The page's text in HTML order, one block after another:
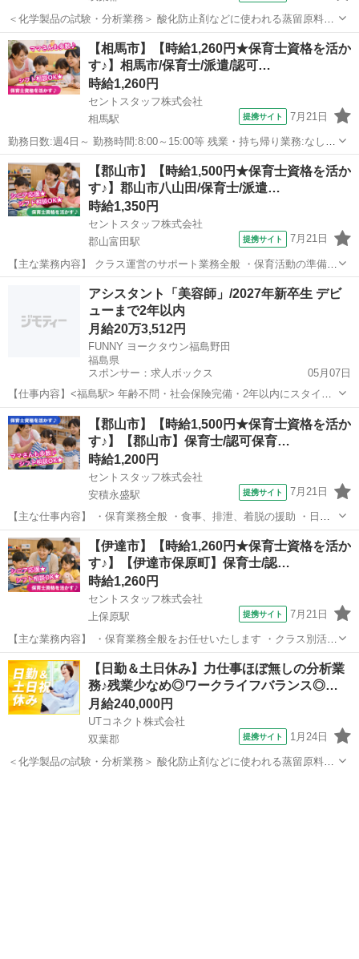
＜化学製品の試験・分析業務＞ 酸化防止剤などに使われる蒸留原料や
製品を測定・分析するお仕事 経験を生かして即戦力として活躍しませ
んか？ ＜具体的には…＞ ■分析 ∟工程分析（製造工程の確認・分析）
∟化学分析（化学物質の測...
福島 双葉郡 その他
【相馬市】【時給1,260円★保育士資格を活か
す♪】相馬市/保育士/派遣/認可…
時給1,260円
セントスタッフ株式会社
相馬駅
提携サイト 7月21日
勤務日数:週4日～ 勤務時間:8:00～15:00等 残業・持ち帰り業務:なし
給食:なし(持参) 【主な業務内容】 0～5歳児の保育業務全般 ・保育中
の担任フォロー ・子ども達の見守り ・お散歩の同行 ・食事、着替
え、排...
福島 相馬市 相馬駅 保育士
【郡山市】【時給1,500円★保育士資格を活か
す♪】郡山市八山田/保育士/派遣…
時給1,350円
セントスタッフ株式会社
郡山富田駅
提携サイト 7月21日
【主な業務内容】 クラス運営のサポート業務全般 ・保育活動の準備
・保育中の担任フォロー(配慮の必要な園児のサポート等) ・食事、着
替え、排泄の援助 ・簡単な記録(連絡帳、午睡チェック) ・保育室内や
園庭の環境整備 ・玩具や...
郡山富田駅 保育士
アシスタント「美容師」/2027年新卒生 デビ
ューまで2年以内
月給20万3,512円
FUNNY ヨークタウン福島野田
福島県
スポンサー：求人ボックス
05月07日
【仕事内容】<福島駅> 年齢不問・社会保険完備・2年以内にスタイリ
ストデビュー・営業時間中のレッスンOK・有給休暇あり 一人ひとり
の希望に合わせた教育カリキュラムで、無理なく安心してスタイリス
トデビューが目指せる環境を揃えています...
正社員 / アルバイト・パート
【郡山市】【時給1,500円★保育士資格を活か
す♪】【郡山市】保育士/認可保育…
時給1,200円
セントスタッフ株式会社
安積永盛駅
提携サイト 7月21日
【主な仕事内容】 ・保育業務全般 ・食事、排泄、着脱の援助 ・日々
の活動の提供 ・環境整備、衛生管理 ・保護者対応 ・帳票の作成 ・事
務作業 ・その他付随する業務 (延長保育 18:30～19:30) 派遣社員 ・試
用期...
福島 郡山市 安積永盛駅 保育士
【伊達市】【時給1,260円★保育士資格を活か
す♪】【伊達市保原町】保育士/認…
時給1,260円
セントスタッフ株式会社
上保原駅
提携サイト 7月21日
【主な業務内容】 ・保育業務全般をお任せいたします ・クラス別活動
のサポート ・子ども達の見守り ・食事・排泄・着替えのサポート ・
お散歩の同行 ・簡単な記録(連絡帳、午睡チェック) ・環境整備(保育室
の掃除など) ・その他...
福島 伊達市 上保原駅 保育士
【日勤＆土日休み】力仕事ほぼ無しの分析業
務♪残業少なめ◎ワークライフバランス◎…
月給240,000円
UTコネクト株式会社
双葉郡
提携サイト 1月24日
＜化学製品の試験・分析業務＞ 酸化防止剤などに使われる蒸留原料や